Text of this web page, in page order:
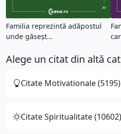
Familia reprezintă adăpostul
unde găseșt...
Alege un citat din altă
Citate Motivationale (5195)
Citate Spiritualitate (10602)